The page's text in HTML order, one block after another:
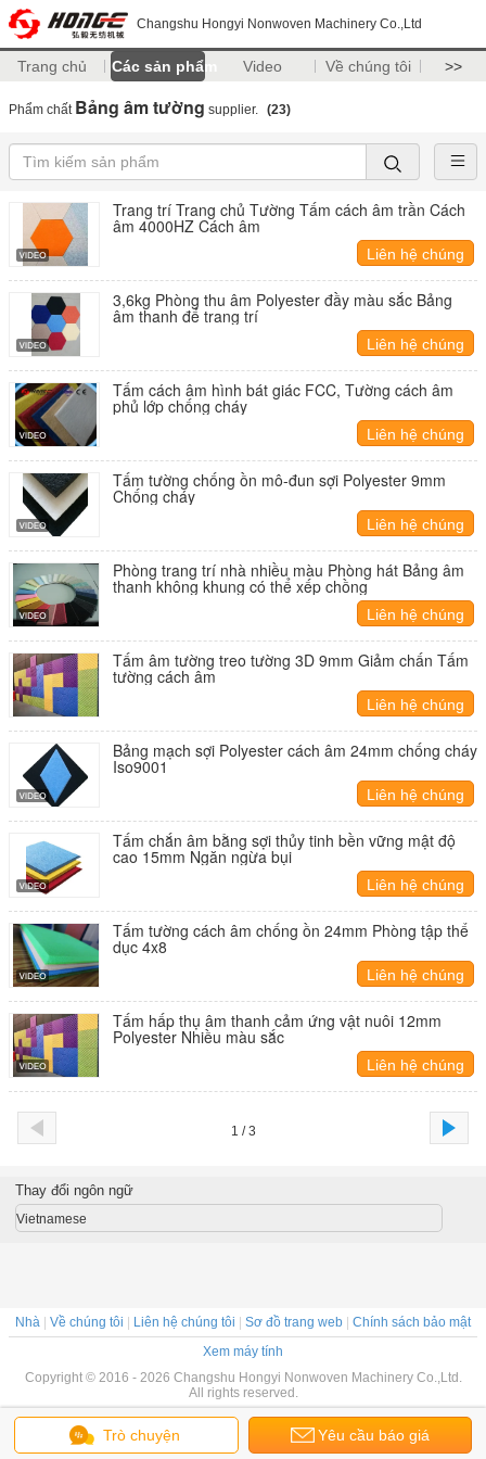
Changshu Hongyi Nonwoven Machinery Co.,Ltd
Trang chủ Các sản phẩm Video Về chúng tôi >>
Phẩm chất Bảng âm tường supplier. (23)
Trang trí Trang chủ Tường Tấm cách âm trần Cách
âm 4000HZ Cách âm
Liên hệ chúng
tôi
3,6kg Phòng thu âm Polyester đầy màu sắc Bảng
âm thanh để trang trí
Liên hệ chúng
tôi
Tấm cách âm hình bát giác FCC, Tường cách âm
phủ lớp chống cháy
Liên hệ chúng
tôi
Tấm tường chống ồn mô-đun sợi Polyester 9mm
Chống cháy
Liên hệ chúng
tôi
Phòng trang trí nhà nhiều màu Phòng hát Bảng âm
thanh không khung có thể xếp chồng
Liên hệ chúng
tôi
Tấm âm tường treo tường 3D 9mm Giảm chấn Tấm
tường cách âm
Liên hệ chúng
tôi
Bảng mạch sợi Polyester cách âm 24mm chống cháy
Iso9001
Liên hệ chúng
tôi
Tấm chắn âm bằng sợi thủy tinh bền vững mật độ
cao 15mm Ngăn ngừa bụi
Liên hệ chúng
tôi
Tấm tường cách âm chống ồn 24mm Phòng tập thể
dục 4x8
Liên hệ chúng
tôi
Tấm hấp thụ âm thanh cảm ứng vật nuôi 12mm
Polyester Nhiều màu sắc
Liên hệ chúng
tôi
1 / 3
Trò chuyện Yêu cầu báo giá
Thay đổi ngôn ngữ
Vietnamese
Nhà Về chúng tôi Liên hệ chúng tôi Sơ đồ trang web
Chính sách bảo mật
Xem máy tính
Copyright © 2016 - 2026 Changshu Hongyi Nonwoven Machinery Co.,Ltd.
All rights reserved.